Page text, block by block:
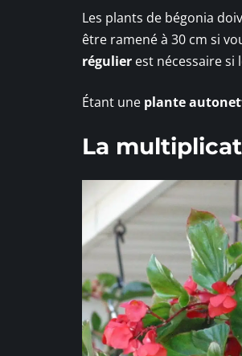
Les plants de bégonia
être ramené à 30 cm si
régulier est nécessaire si
Étant une plante
La